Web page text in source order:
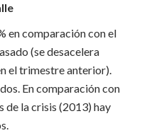
en comparación con el
(se desacelera
el trimestre anterior).
En comparación con
de la crisis (2013) hay